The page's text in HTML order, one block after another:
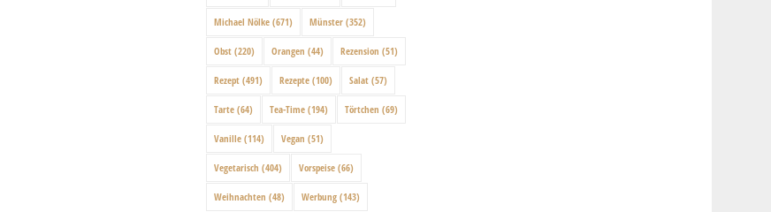
Michael Nölke (671) Münster (352)
Obst (220) Orangen (44) Rezension (51)
Rezept (491) Rezepte (100) Salat (57)
Tarte (64) Tea-Time (194) Törtchen (69)
Vanille (114) Vegan (51)
Vegetarisch (404) Vorspeise (66)
Weihnachten (48) Werbung (143)